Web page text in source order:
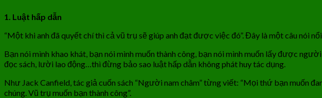
1. Luật hấp dẫn
“Một khi anh đã quyết chí thì cả vũ trụ sẽ giúp anh đạt được việc đó”. Đây là một câu nói
Bạn nói mình khao khát, bạn nói mình muốn thành công, bạn nói mình muốn lấy được
đọc sách, lười lao động…thì đừng bảo sao luật hấp dẫn không phát huy tác dụng.
Như Jack Canfield, tác giả cuốn sách “Người nam châm” từng viết: “Mọi thứ bạn muốn
chúng. Vũ trụ muốn bạn thành công”.